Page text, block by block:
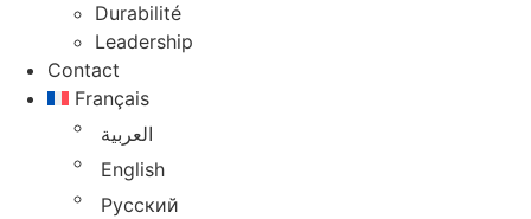
Durabilité
Leadership
Contact
Français
العربية
English
Русский